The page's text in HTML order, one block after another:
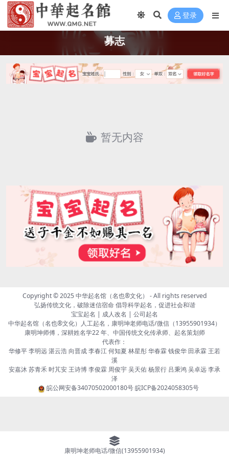
登录
募志
暂无内容
Copyright © 2025中华起名馆（名也®文化） - All rights reserved
弘扬传统文化，破除迷信宿命 倡导科学起名，促进社会和谐
宝宝起名 | 成人改名 | 公司起名
中华起名馆（名也®文化）人工起名，康明坤老师电话/微信（13955901934）
康明坤师傅，深耕姓名学22 年、中国传统文化传承师、起名策划师
代表作：
华修平 李明远 湛云浩 向晋成 李春江 何知夏 林星彤 华春霖 钱俊华 田承霖 王若
溪
安嘉沐 苏青禾 时芃安 王诗博 李俊霖 周俊宇 吴天佑 杨景行 吕秉鸿 吴卓远 李承
泽
皖公网安备34070502000180号皖ICP备2024058305号
康明坤老师电话/微信(13955901934)